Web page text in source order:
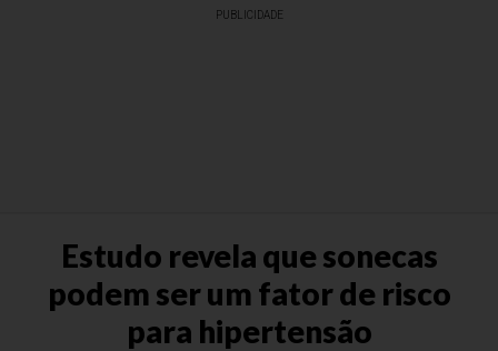
PUBLICIDADE
Estudo revela que sonecas
podem ser um fator de risco
para hipertensão